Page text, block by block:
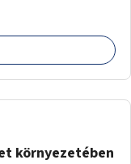
környezetében